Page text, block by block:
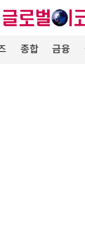
종합 금융